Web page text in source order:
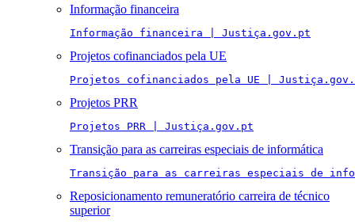
Informação financeira
Informação financeira | Justiça.gov.pt
Projetos cofinanciados pela UE
Projetos cofinanciados pela UE |
Projetos PRR
Projetos PRR | Justiça.gov.pt
Transição para as carreiras especiais de informática
Transição para as carreiras especiais de
Reposicionamento remuneratório carreira de técnico
superior